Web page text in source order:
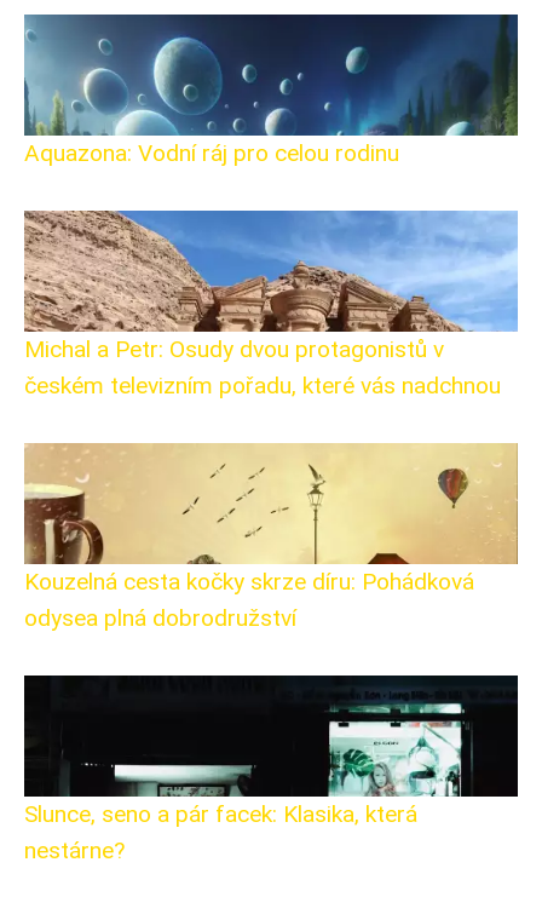
Aquazona: Vodní ráj pro celou rodinu
Michal a Petr: Osudy dvou protagonistů v
českém televizním pořadu, které vás nadchnou
Kouzelná cesta kočky skrze díru: Pohádková
odysea plná dobrodružství
Slunce, seno a pár facek: Klasika, která
nestárne?